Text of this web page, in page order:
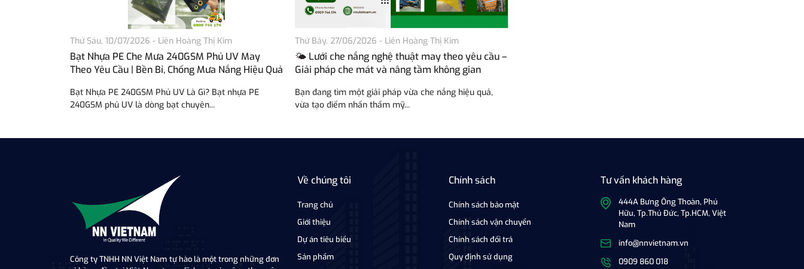
Thứ Sáu, 10/07/2026 - Liên Hoàng Thị Kim
Bạt Nhựa PE Che Mưa 240GSM Phủ UV May
Theo Yêu Cầu | Bền Bỉ, Chống Mưa Nắng Hiệu Quả
Bạt Nhựa PE 240GSM Phủ UV Là Gì? Bạt nhựa PE
240GSM phủ UV là dòng bạt chuyên...
Thứ Bảy, 27/06/2026 - Liên Hoàng Thị Kim
🌤️ Lưới che nắng nghệ thuật may theo yêu cầu –
Giải pháp che mát và nâng tầm không gian
Bạn đang tìm một giải pháp vừa che nắng hiệu quả,
vừa tạo điểm nhấn thẩm mỹ...
Công ty TNHH NN Việt Nam tự hào là một trong những đơn
Về chúng tôi
Trang chủ
Giới thiệu
Dự án tiêu biểu
Sản phẩm
Chính sách
Chính sách bảo mật
Chính sách vận chuyển
Chính sách đổi trả
Quy định sử dụng
Tư vấn khách hàng
444A Bưng Ông Thoàn, Phú
Hữu, Tp.Thủ Đức, Tp.HCM, Việt
Nam
info@nnvietnam.vn
0909 860 018